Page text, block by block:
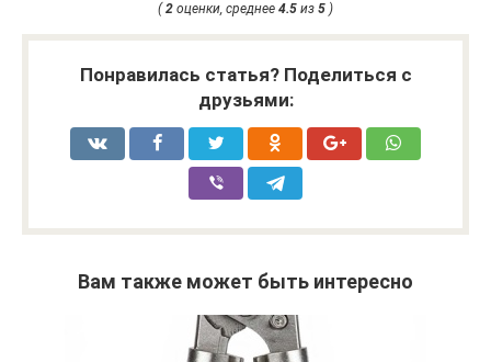
( 2 оценки, среднее 4.5 из 5 )
Понравилась статья? Поделиться с
друзьями:
Вам также может быть интересно